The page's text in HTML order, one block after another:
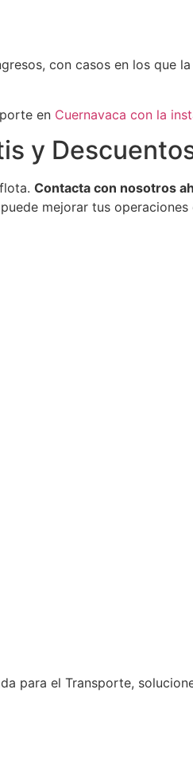
con casos en los que
en Cuernavaca con la
y
Contacta con nosotros
mejorar tus operaciones
para el Transporte,